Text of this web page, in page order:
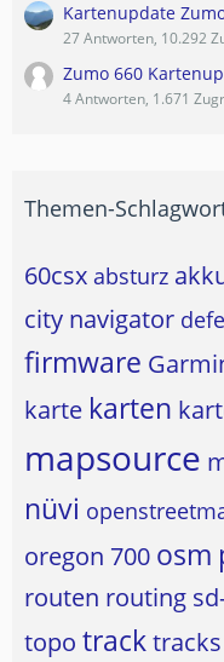
Kartenupdate
27 Antworten, 10.292
Zumo 660
4 Antworten, 1.671
Themen-
60csx absturz
city navigator
firmware
karte karten
mapsource
nüvi
oregon 700 osm
routen routing
topo tracktracks